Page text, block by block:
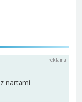
nartami